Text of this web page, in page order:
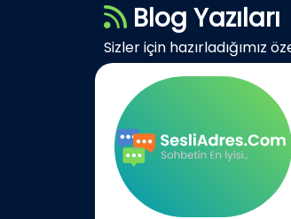
Blog Yazıları
Sizler için hazırladığımız